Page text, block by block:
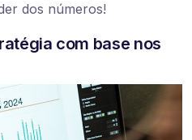
dos números!
com base nos